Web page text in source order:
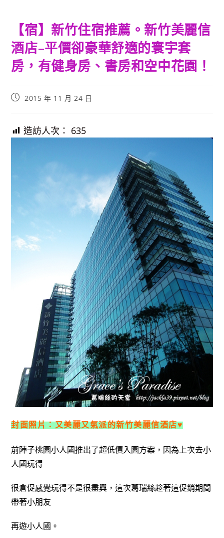
【宿】新竹住宿推薦。新竹美麗信
酒店–平價卻豪華舒適的寰宇套
房，有健身房、書房和空中花園！
Post2015 年 11 月 24 日
造訪人次： 635
封面照片：又美麗又氣派的新竹美麗信酒店♥
前陣子桃園小人國推出了超低價入園方案，因為上次去小
人國玩得
很倉促感覺玩得不是很盡興，這次葛瑞絲趁著這促銷期間
帶著小朋友
再遊小人國。